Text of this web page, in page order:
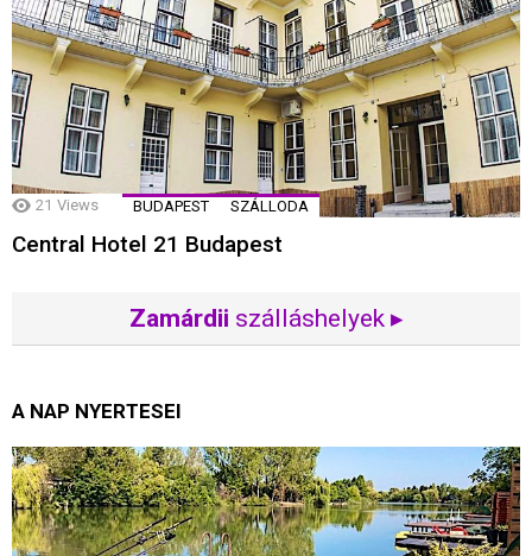
21 Views BUDAPEST SZÁLLODA
Central Hotel 21 Budapest
Zamárdii szálláshelyek ▸
A NAP NYERTESEI